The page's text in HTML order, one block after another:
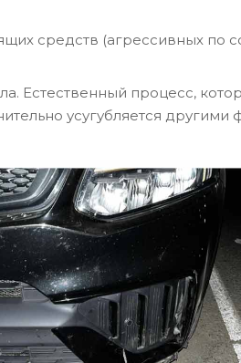
средств (агрессивных по
Естественный процесс,
усугубляется другими